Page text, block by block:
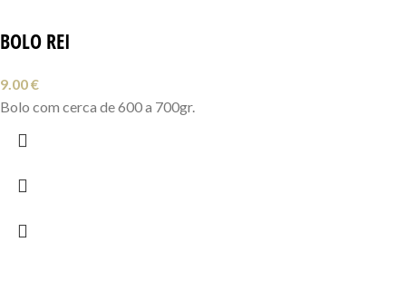
BOLO REI
9.00€
Bolo com cerca de 600 a 700gr.